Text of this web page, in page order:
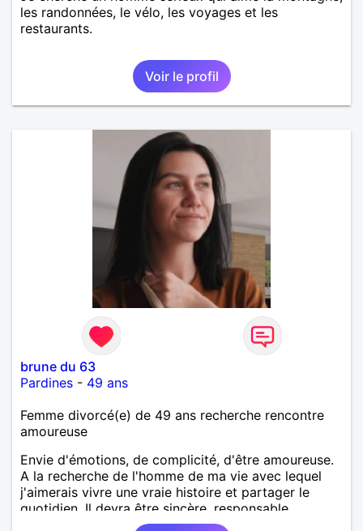
les randonnées, le vélo, les voyages et les
restaurants.
Voir le profil
brune du 63
Pardines - 49 ans
Femme divorcé(e) de 49 ans recherche rencontre
amoureuse
Envie d'émotions, de complicité, d'être amoureuse.
A la recherche de l'homme de ma vie avec lequel
j'aimerais vivre une vraie histoire et partager le
quotidien. Il devra être sincère, responsable,
ambitieux, entreprenant, fort de caractère et avec le